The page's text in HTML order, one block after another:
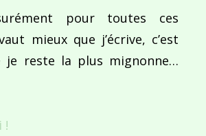
pour toutes ces
mieux que j’écrive, c’est
je reste la plus mignonne…
!